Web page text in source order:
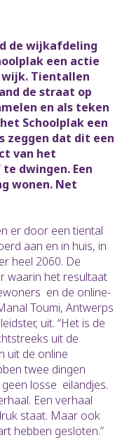
de wijkafdeling
een actie
Tientallen
de straat op
en als teken
Schoolplak een
zeggen dat dit een
van het
dwingen. Een
wonen. Net
er door een tiental
aan en in huis, in
heel 2060. De
waarin het resultaat
en de online-
Toumi, Antwerps
uit. “Het is de
uit de
uit de online
twee dingen
losse eilandjes.
Een verhaal
staat. Maar ook
hebben gesloten.”